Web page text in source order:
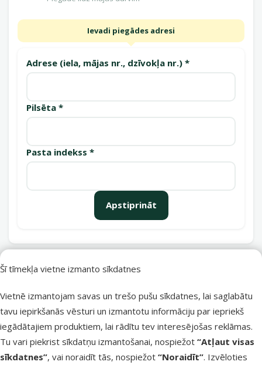
Šī tīmekļa vietne izmanto sīkdatnes
Vietnē izmantojam savas un trešo pušu sīkdatnes, lai saglabātu
tavu iepirkšanās vēsturi un izmantotu informāciju par iepriekš
iegādātajiem produktiem, lai rādītu tev interesējošas reklāmas.
Tu vari piekrist sīkdatņu izmantošanai, nospiežot “Atļaut visas
sīkdatnes”, vai noraidīt tās, nospiežot “Noraidīt”. Izvēloties
Ievadi piegādes adresi
Adrese (iela, mājas nr., dzīvokļa nr.) *
Pilsēta *
Pasta indekss *
Apstiprināt
Latvijas Pasts pakomāti otrdien
LATVIJAS PASTS nodaļas otrdien